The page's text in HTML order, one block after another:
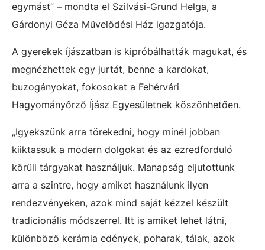
egymást” – mondta el Szilvási-Grund Helga, a
Gárdonyi Géza Művelődési Ház igazgatója.
A gyerekek íjászatban is kipróbálhatták magukat, és
megnézhettek egy jurtát, benne a kardokat,
buzogányokat, fokosokat a Fehérvári
Hagyományőrző Íjász Egyesületnek köszönhetően.
„Igyekszünk arra törekedni, hogy minél jobban
kiiktassuk a modern dolgokat és az ezredforduló
körüli tárgyakat használjuk. Manapság eljutottunk
arra a szintre, hogy amiket használunk ilyen
rendezvényeken, azok mind saját kézzel készült
tradicionális módszerrel. Itt is amiket lehet látni,
különböző kerámia edények, poharak, tálak, azok